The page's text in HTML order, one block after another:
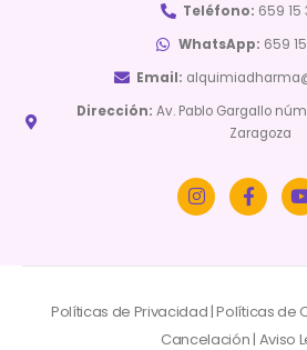
Teléfono: 659 15
WhatsApp: 659
Email:
Dirección: Av. Pablo Gargallo
Zaragoza
Políticas de Privacidad|Políticas de
Cancelación| Aviso